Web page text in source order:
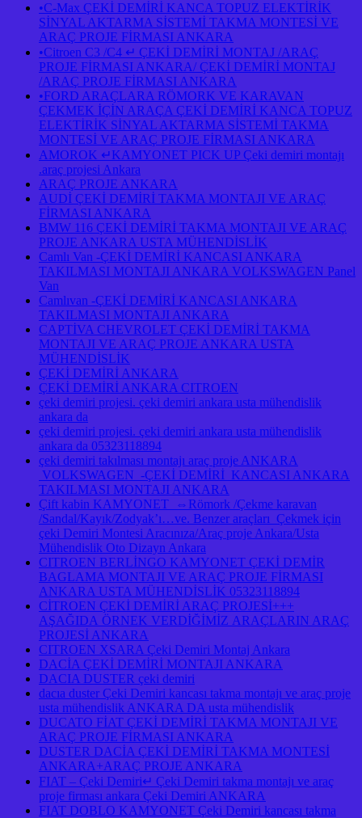
•C-Max ÇEKİ DEMİRİ KANCA TOPUZ ELEKTİRİK
SİNYAL AKTARMA SİSTEMİ TAKMA MONTESİ VE
ARAÇ PROJE FİRMASI ANKARA
•Citroen C3 /C4 ↵ ÇEKİ DEMİRİ MONTAJ /ARAÇ
PROJE FİRMASI ANKARA/ ÇEKİ DEMİRİ MONTAJ
/ARAÇ PROJE FİRMASI ANKARA
•FORD ARAÇLARA RÖMORK VE KARAVAN
ÇEKMEK İÇİN ARAÇA ÇEKİ DEMİRİ KANCA TOPUZ
ELEKTİRİK SİNYAL AKTARMA SİSTEMİ TAKMA
MONTESİ VE ARAÇ PROJE FİRMASI ANKARA
AMOROK ↵KAMYONET PICK UP Çeki demiri montajı
.araç projesi Ankara
ARAÇ PROJE ANKARA
AUDİ ÇEKİ DEMİRİ TAKMA MONTAJI VE ARAÇ
FİRMASI ANKARA
BMW 116 ÇEKİ DEMİRİ TAKMA MONTAJI VE ARAÇ
PROJE ANKARA USTA MÜHENDİSLİK
Camlı Van -ÇEKİ DEMİRİ KANCASI ANKARA
TAKILMASI MONTAJI ANKARA VOLKSWAGEN Panel
Van
Camlıvan -ÇEKİ DEMİRİ KANCASI ANKARA
TAKILMASI MONTAJI ANKARA
CAPTİVA CHEVROLET ÇEKİ DEMİRİ TAKMA
MONTAJI VE ARAÇ PROJE ANKARA USTA
MÜHENDİSLİK
ÇEKİ DEMİRİ ANKARA
ÇEKİ DEMİRİ ANKARA CITROEN
çeki demiri projesi. çeki demiri ankara usta mühendislik
ankara da
çeki demiri projesi. çeki demiri ankara usta mühendislik
ankara da 05323118894
çeki demiri takılması montajı araç proje ANKARA
VOLKSWAGEN -ÇEKİ DEMİRİ KANCASI ANKARA
TAKILMASI MONTAJI ANKARA
Çift kabin KAMYONET ⇔Römork /Çekme karavan
/Sandal/Kayık/Zodyak’ı…ve. Benzer araçları Çekmek için
çeki Demiri Montesi Aracınıza/Araç proje Ankara/Usta
Mühendislik Oto Dizayn Ankara
CITROEN BERLİNGO KAMYONET ÇEKİ DEMİR
BAGLAMA MONTAJI VE ARAÇ PROJE FİRMASI
ANKARA USTA MÜHENDİSLİK 05323118894
CİTROEN ÇEKİ DEMİRİ ARAÇ PROJESİ+++
AŞAĞIDA ÖRNEK VERDİĞİMİZ ARAÇLARIN ARAÇ
PROJESİ ANKARA
CITROEN XSARA Çeki Demiri Montaj Ankara
DACİA ÇEKİ DEMİRİ MONTAJI ANKARA
DACIA DUSTER çeki demiri
dacıa duster Çeki Demiri kancası takma montajı ve araç proje
usta mühendislik ANKARA DA usta mühendislik
DUCATO FİAT ÇEKİ DEMİRİ TAKMA MONTAJI VE
ARAÇ PROJE FİRMASI ANKARA
DUSTER DACİA ÇEKİ DEMİRİ TAKMA MONTESİ
ANKARA+ARAÇ PROJE ANKARA
FIAT – Çeki Demiri↵ Çeki Demiri takma montajı ve araç
proje firması ankara Çeki Demiri ANKARA
FIAT DOBLO KAMYONET Çeki Demiri kancası takma